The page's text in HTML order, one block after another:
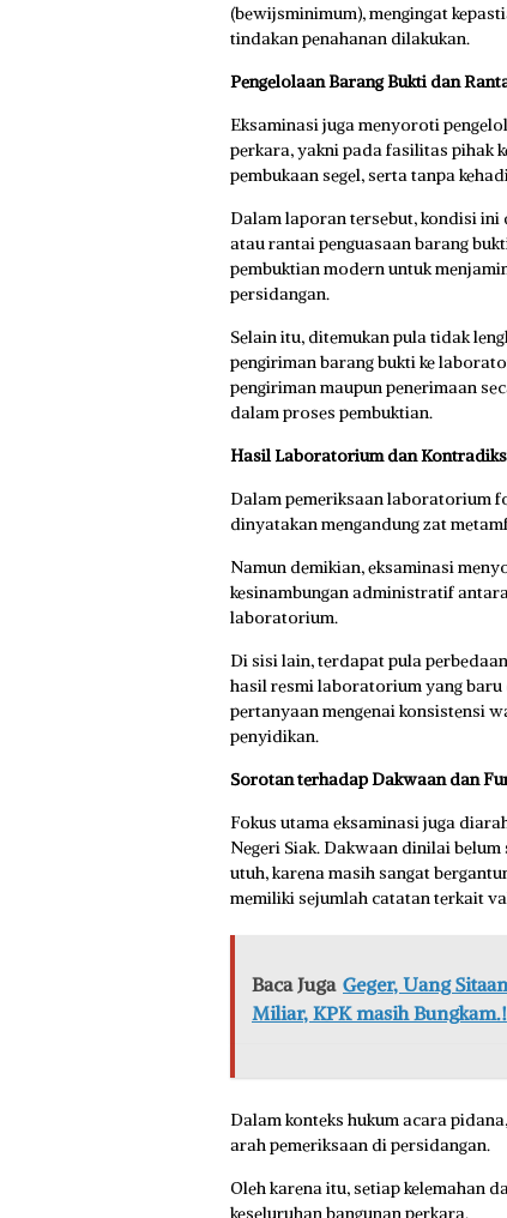
(bewijsminimum), mengingat
tindakan penahanan dilakukan.
Pengelolaan Barang Bukti dan
Eksaminasi juga menyoroti
perkara, yakni pada fasilitas pihak
pembukaan segel, serta tanpa
Dalam laporan tersebut, kondisi
atau rantai penguasaan barang
pembuktian modern untuk
persidangan.
Selain itu, ditemukan pula tidak
pengiriman barang bukti ke
pengiriman maupun penerimaan
dalam proses pembuktian.
Hasil Laboratorium dan
Dalam pemeriksaan laboratorium
dinyatakan mengandung zat
Namun demikian, eksaminasi
kesinambungan administratif
laboratorium.
Di sisi lain, terdapat pula
hasil resmi laboratorium yang
pertanyaan mengenai konsistensi
penyidikan.
Sorotan terhadap Dakwaan dan
Fokus utama eksaminasi juga
Negeri Siak. Dakwaan dinilai
utuh, karena masih sangat
memiliki sejumlah catatan terkait
Baca Juga Geger, Uang
Miliar, KPK masih Bungkam.!
Dalam konteks hukum acara
arah pemeriksaan di persidangan.
Oleh karena itu, setiap kelemahan
keseluruhan bangunan perkara.